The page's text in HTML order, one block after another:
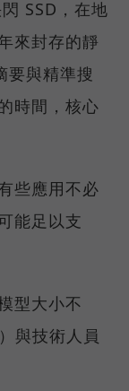
SSD，在地
來封存的靜
要與精準搜
時間，核心
些應用不必
能足以支
型大小不
與技術人員